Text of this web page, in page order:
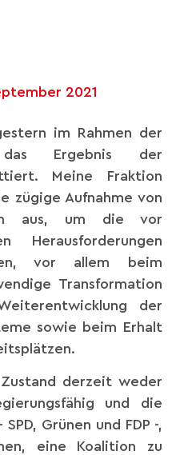
2021
im Rahmen der
Ergebnis der
Meine Fraktion
zügige Aufnahme von
aus, um die vor
Herausforderungen
vor allem beim
Transformation
der
sowie beim Erhalt
derzeit weder
und die
Grünen und FDP -,
eine Koalition zu